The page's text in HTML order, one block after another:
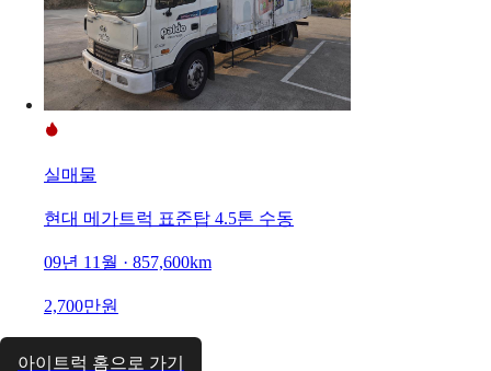
실매물
현대 메가트럭 표준탑 4.5톤 수동
09년 11월 · 857,600km
2,700만원
아이트럭 홈으로 가기